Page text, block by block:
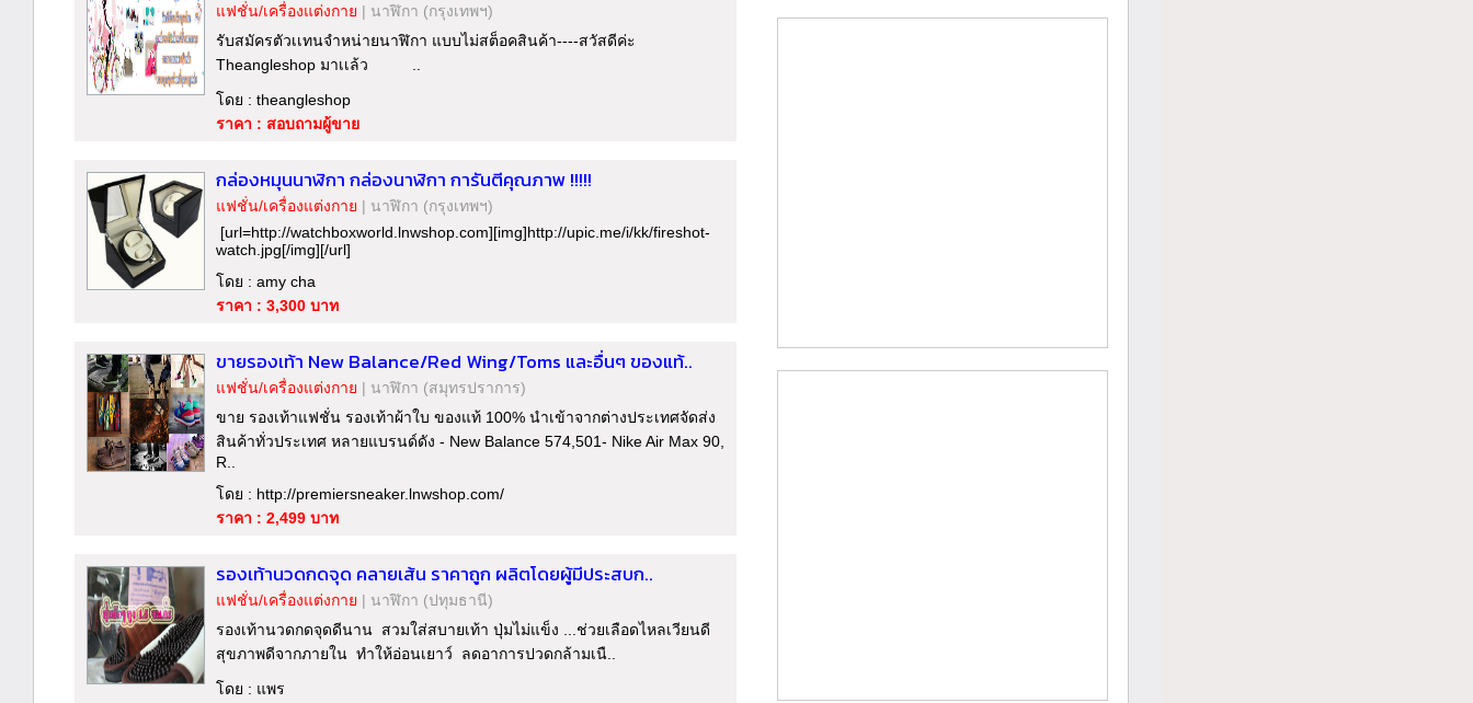
แฟชั่น/เครื่องแต่งกาย | นาฬิกา (กรุงเทพฯ)
รับสมัครตัวเเทนจำหน่ายนาฬิกา แบบไม่สต็อคสินค้า----สวัสดีค่ะ
Theangleshop มาเเล้ว ..
โดย : theangleshop
ราคา : สอบถามผู้ขาย
กล่องหมุนนาฬิกา กล่องนาฬิกา การันตีคุณภาพ !!!!!
แฟชั่น/เครื่องแต่งกาย | นาฬิกา (กรุงเทพฯ)
[url=http://watchboxworld.lnwshop.com][img]http://upic.me/i/kk/fireshot-
watch.jpg[/img][/url]
โดย : amy cha
ราคา : 3,300 บาท
ขายรองเท้า New Balance/Red Wing/Toms และอื่นๆ ของแท้..
แฟชั่น/เครื่องแต่งกาย | นาฬิกา (สมุทรปราการ)
ขาย รองเท้าแฟชั่น รองเท้าผ้าใบ ของแท้ 100% นำเข้าจากต่างประเทศจัดส่ง
สินค้าทั่วประเทศ หลายแบรนด์ดัง - New Balance 574,501- Nike Air Max 90,
R..
โดย : http://premiersneaker.lnwshop.com/
ราคา : 2,499 บาท
รองเท้านวดกดจุด คลายเส้น ราคาถูก ผลิตโดยผู้มีประสบก..
แฟชั่น/เครื่องแต่งกาย | นาฬิกา (ปทุมธานี)
รองเท้านวดกดจุดดีนาน สวมใส่สบายเท้า ปุ่มไม่แข็ง ...ช่วยเลือดไหลเวียนดี
สุขภาพดีจากภายใน ทำให้อ่อนเยาว์ ลดอาการปวดกล้ามเนื..
โดย : แพร